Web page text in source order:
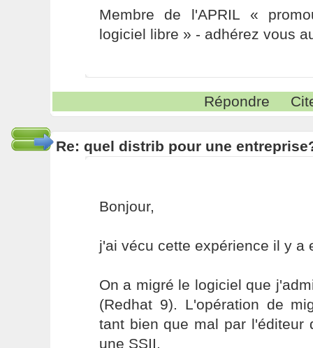
Membre de l'APRIL «
logiciel libre » - adhérez vous
Répondre
Re: quel distrib pour une
Bonjour,
j'ai vécu cette expérience il y a
On a migré le logiciel que
(Redhat 9). L'opération de
tant bien que mal par l'éditeur
une SSII.